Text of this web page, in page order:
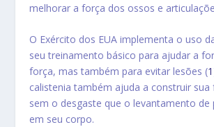
melhorar a força dos ossos e
O Exército dos EUA implementa o uso
seu treinamento básico para ajudar a
força, mas também para evitar lesões (1
calistenia também ajuda a construir sua
sem o desgaste que o levantamento de
em seu corpo.